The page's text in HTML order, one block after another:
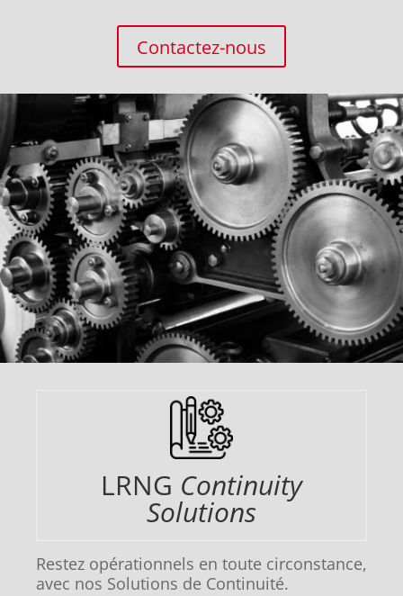
Contactez-nous
LRNG Continuity
Solutions
Restez opérationnels en toute circonstance,
avec nos Solutions de Continuité.